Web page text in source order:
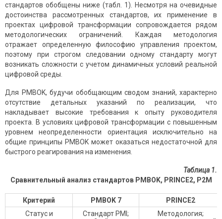
стандартов обобщены ниже (табл. 1). Несмотря на очевидные
достоинства рассмотренных стандартов, их применение в
проектах цифровой трансформации сопровождается рядом
методологических ограничений. Каждая методология
отражает определенную философию управления проектом,
поэтому при строгом следовании одному стандарту могут
возникать сложности с учетом динамичных условий реальной
цифровой среды.
Для PMBOK, будучи обобщающим сводом знаний, характерно
отсутствие детальных указаний по реализации, что
накладывает высокие требования к опыту руководителя
проекта. В условиях цифровой трансформации с повышенным
уровнем неопределенности ориентация исключительно на
общие принципы PMBOK может оказаться недостаточной для
быстрого реагирования на изменения.
Таблица 1.
Сравнительный анализ стандартов PMBOK, PRINCE2, P2M
Критерий PMBOK 7
PRINCE2
Статус и
Стандарт PMI;
Методология;